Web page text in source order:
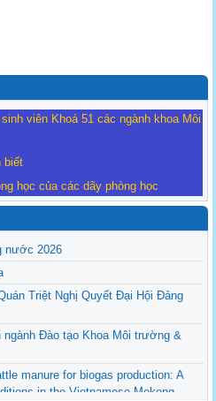
viên Khoá 51 các ngành khoa Môi
biết
học của các dãy phòng học
nước 2026
Triệt Nghị Quyết Đại Hội Đảng
Đào tạo Khoa Môi trường &
manure for biogas production: A
in the Vietnamese Mekong